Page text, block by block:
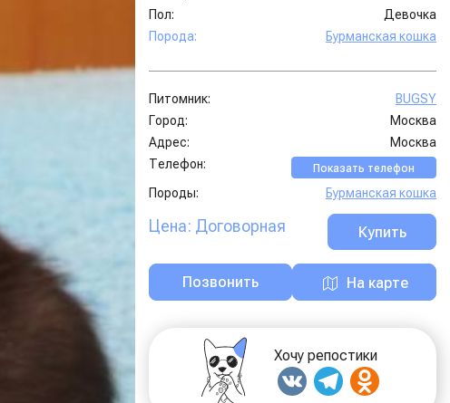
Пол:
Девочка
Порода:
Бурманская кошка
Питомник:
BUGSY
Город:
Москва
Адрес:
Москва
Телефон:
Показать телефон
Породы: Бурманская кошка
Цена: Договорная Купить
Позвонить На карте
Хочу репостики